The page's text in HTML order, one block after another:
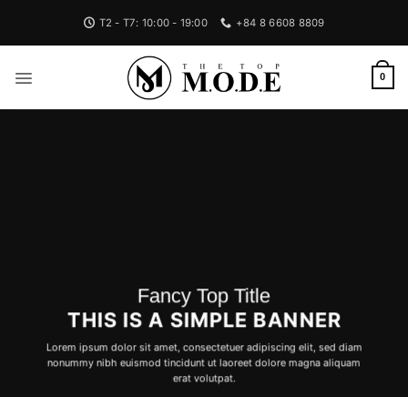
nội
T2 - T7: 10:00 - 19:00 +84 8 6608 8809
0
Fancy Top Title
THIS IS A SIMPLE BANNER
Lorem ipsum dolor sit amet, consectetuer adipiscing elit, sed diam
nonummy nibh euismod tincidunt ut laoreet dolore magna aliquam
erat volutpat.